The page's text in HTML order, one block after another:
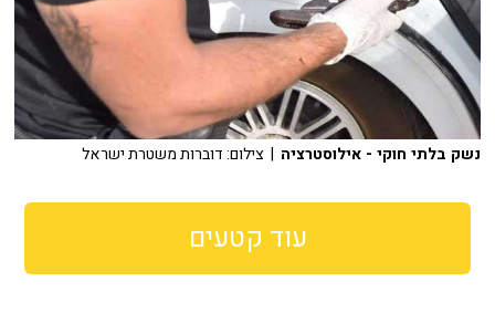
נשק בלתי חוקי - אילוסטרציה | צילום: דוברות משטרת ישראל
עוד קטעים